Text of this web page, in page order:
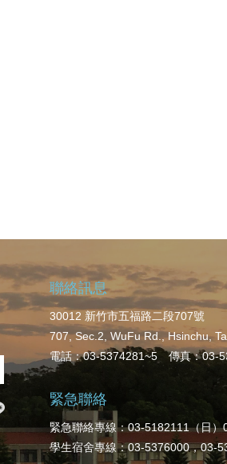
聯絡訊息
30012 新竹市五福路二段707號
707, Sec.2, WuFu Rd., Hsinchu,
電話：03-5374281~5 傳真：03-
緊急聯絡
緊急聯絡專線：03-5182111（日）
學生宿舍專線：03-5376000，03-